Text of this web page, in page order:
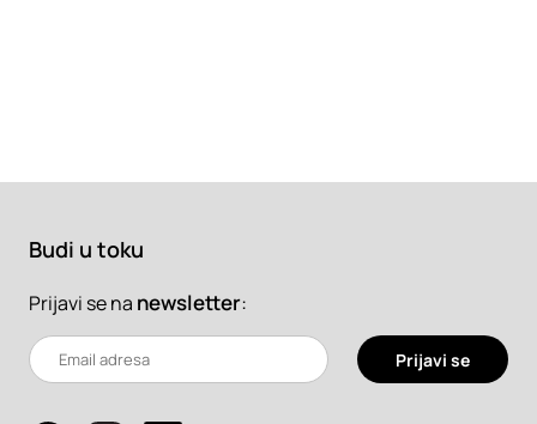
Budi u toku
Prijavi se na newsletter:
Prijavi se